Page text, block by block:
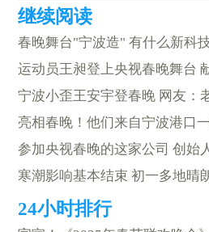
春晚舞台"宁波造" 有什么新科
运动员王昶登上央视春晚舞台
宁波小歪王安宇登春晚 网友：
亮相春晚！他们来自宁波港口
参加央视春晚的这家公司 创始
寒潮影响基本结束 初一多地晴